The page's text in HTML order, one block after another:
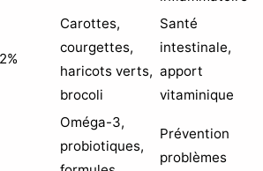
Carottes,
courgettes,
haricots verts,
brocoli
Santé
intestinale,
apport
vitaminique
Oméga-3,
probiotiques,
Prévention
problèmes